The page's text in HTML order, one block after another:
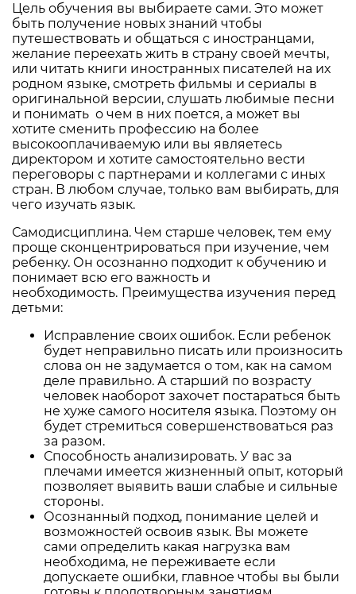
Цель обучения вы выбираете сами. Это может
быть получение новых знаний чтобы
путешествовать и общаться с иностранцами,
желание переехать жить в страну своей мечты,
или читать книги иностранных писателей на их
родном языке, смотреть фильмы и сериалы в
оригинальной версии, слушать любимые песни
и понимать о чем в них поется, а может вы
хотите сменить профессию на более
высокооплачиваемую или вы являетесь
директором и хотите самостоятельно вести
переговоры с партнерами и коллегами с иных
стран. В любом случае, только вам выбирать, для
чего изучать язык.
Самодисциплина. Чем старше человек, тем ему
проще сконцентрироваться при изучение, чем
ребенку. Он осознанно подходит к обучению и
понимает всю его важность и
необходимость. Преимущества изучения перед
детьми:
Исправление своих ошибок. Если ребенок
будет неправильно писать или произносить
слова он не задумается о том, как на самом
деле правильно. А старший по возрасту
человек наоборот захочет постараться быть
не хуже самого носителя языка. Поэтому он
будет стремиться совершенствоваться раз
за разом.
Способность анализировать. У вас за
плечами имеется жизненный опыт, который
позволяет выявить ваши слабые и сильные
стороны.
Осознанный подход, понимание целей и
возможностей освоив язык. Вы можете
сами определить какая нагрузка вам
необходима, не переживаете если
допускаете ошибки, главное чтобы вы были